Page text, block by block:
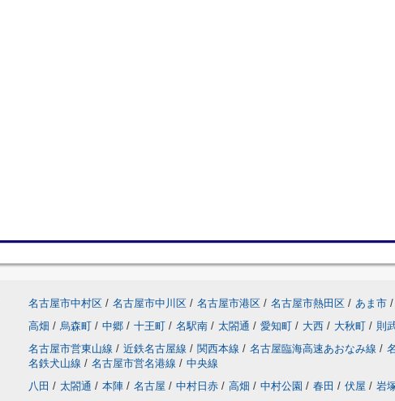
名古屋市中村区 / 名古屋市中川区 / 名古屋市港区 / 名古屋市熱田区 / あま市 /
高畑 / 烏森町 / 中郷 / 十王町 / 名駅南 / 太閤通 / 愛知町 / 大西 / 大秋町 / 則
名古屋市営東山線 / 近鉄名古屋線 / 関西本線 / 名古屋臨海高速あおなみ線 /
名鉄犬山線 / 名古屋市営名港線 / 中央線
八田 / 太閤通 / 本陣 / 名古屋 / 中村日赤 / 高畑 / 中村公園 / 春田 / 伏屋 / 岩